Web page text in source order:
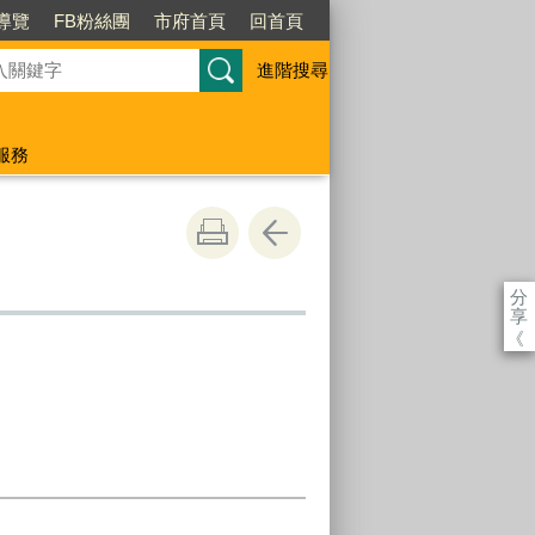
覽 FB粉絲團 市府首頁 回首頁
進階搜尋
務
分
享
《